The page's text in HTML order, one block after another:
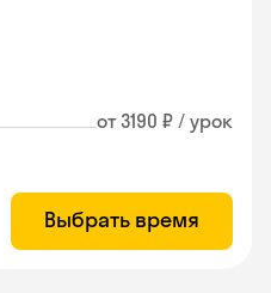
от 3190 ₽ / урок
Выбрать время